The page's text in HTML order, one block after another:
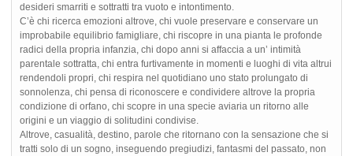
desideri smarriti e sottratti tra vuoto e intontimento.
C’è chi ricerca emozioni altrove, chi vuole preservare e conservare un
improbabile equilibrio famigliare, chi riscopre in una pianta le profonde
radici della propria infanzia, chi dopo anni si affaccia a un’ intimità
parentale sottratta, chi entra furtivamente in momenti e luoghi di vita altrui
rendendoli propri, chi respira nel quotidiano uno stato prolungato di
sonnolenza, chi pensa di riconoscere e condividere altrove la propria
condizione di orfano, chi scopre in una specie aviaria un ritorno alle
origini e un viaggio di solitudini condivise.
Altrove, casualità, destino, parole che ritornano con la sensazione che si
tratti solo di un sogno, inseguendo pregiudizi, fantasmi del passato, non